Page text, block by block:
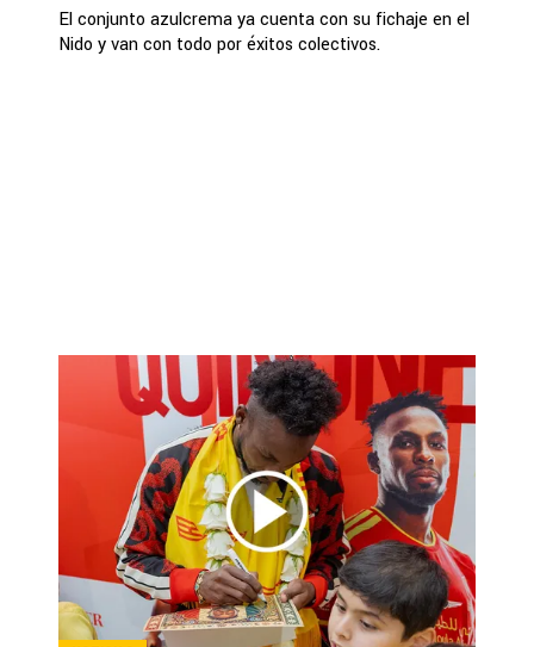
El conjunto azulcrema ya cuenta con su fichaje en el
Nido y van con todo por éxitos colectivos.